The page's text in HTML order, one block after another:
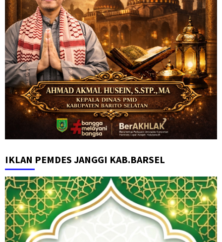
IKLAN PEMDES JANGGI KAB.BARSEL